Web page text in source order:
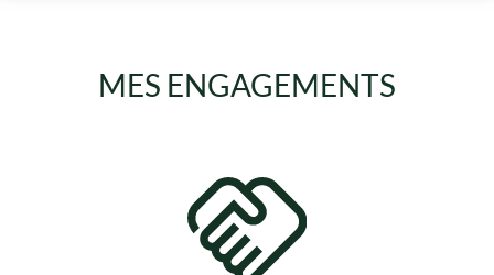
MES ENGAGEMENTS